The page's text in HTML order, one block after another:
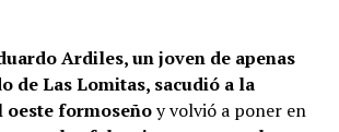
Ardiles, un joven de apenas
de Las Lomitas, sacudió a la
oeste formoseñoy volvió a poner en